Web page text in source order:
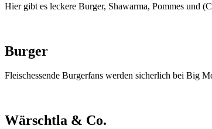
Hier gibt es leckere Burger, Shawarma, Pommes und
Burger
Fleischessende Burgerfans werden sicherlich bei Big
Wärschtla & Co.